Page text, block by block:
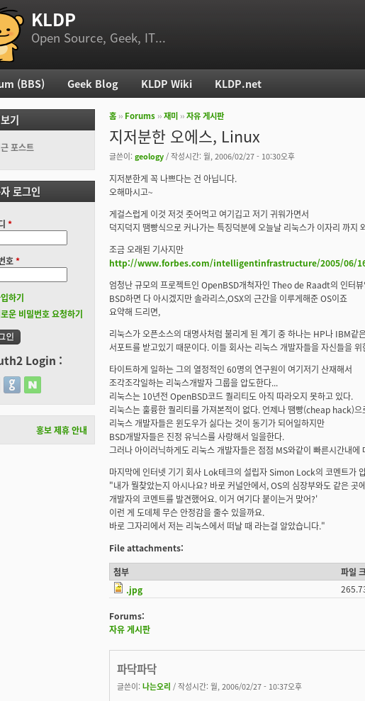
KLDP
Open Source, Geek, IT...
현재 위치
홈 ›› Forums ››재미 ››자유 게시판
지저분한 오에스, Linux
글쓴이: geology / 작성시간: 월, 2006/02/27 - 10:30오후
지저분한게 꼭 나쁘다는 건 아닙니다.
오해마시고~
게걸스럽게 이것 저것 줏어먹고 여기깁고 저기 귀워가면서
덕지덕지 땜빵식으로 커나가는 특징덕분에 오늘날 리눅스가 이자리 까지
조금 오래된 기사지만
http://www.forbes.com/intelligentinfrastructure/2005/06/
엄청난 규모의 프로젝트인 OpenBSD개척자인 Theo de Raadt의 인터
BSD하면 다 아시겠지만 솔라리스,OSX의 근간을 이루게해준 OS이죠
요약해 드리면,
리눅스가 오픈소스의 대명사처럼 불리게 된 계기 중 하나는 HP나 IBM같
서포트를 받고있기 때문이다. 이들 회사는 리눅스 개발자들을 자신들을
타이트하게 일하는 그의 열정적인 60명의 연구원이 여기저기 산재해서
조각조각일하는 리눅스개발자 그룹을 압도한다...
리눅스는 10년전 OpenBSD코드 퀄리티도 아직 따라오지 못하고 있다.
리눅스는 훌륭한 퀄리티를 가져본적이 없다. 언제나 땜빵(cheap hack)으
리눅스 개발자들은 윈도우가 싫다는 것이 동기가 되어일하지만
BSD개발자들은 진정 유닉스를 사랑해서 일을한다.
그러나 아이러닉하게도 리눅스 개발자들은 점점 MS와같이 빠른시간내
마지막에 인터넷 기기 회사 Lok테크의 설립자 Simon Lock의 코멘트가
"내가 뭘찾았는지 아시나요? 바로 커널안에서, OS의 심장부와도 같은 곳
개발자의 코멘트를 발견했어요. 이거 여기다 붙이는거 맞어?'
이런 게 도데체 무슨 안정감을 줄수 있을까요.
바로 그자리에서 저는 리눅스에서 떠날 때 라는걸 알았습니다."
File attachments:
첨부
파일
.jpg
Forums:
자유 게시판
파닥파닥
글쓴이: 나는오리 / 작성시간: 월, 2006/02/27 - 10:37오후
(BBS) Geek Blog KLDP Wiki KLDP.net
기
포스트
로그인
*
호*
하기
운 비밀번호 요청하기
Login :
with Google
Login with GitHub
Login with Naver
홍보 제휴 안내